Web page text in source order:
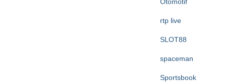
rtp live
SLOT88
spaceman
Sportsbook